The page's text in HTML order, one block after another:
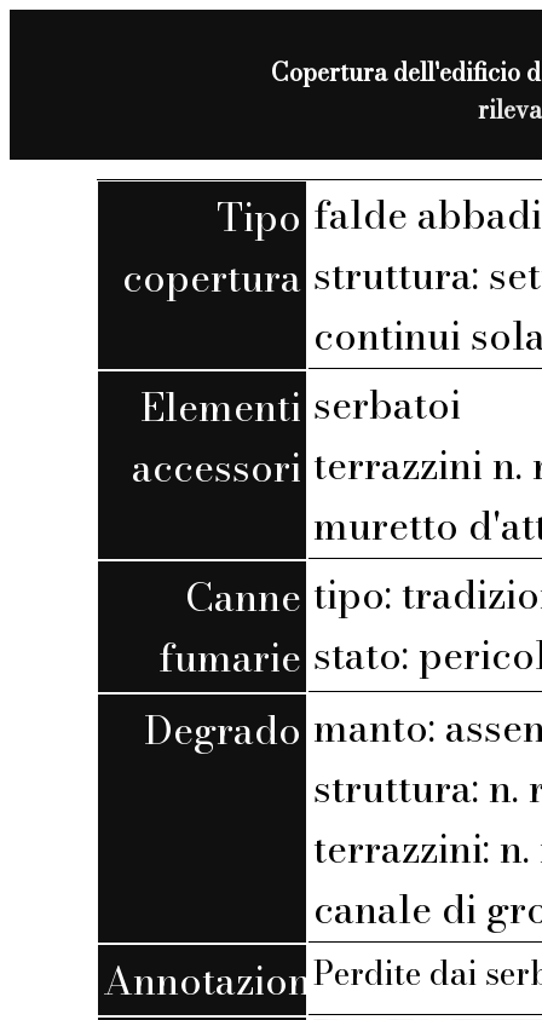
Copertura dell'edificio
Tipo
copertura
falde
struttura:
continui
Elementi
accessori
serbatoi
terrazzini n.
muretto
Canne
fumarie
tipo:
stato:
Degrado manto:
struttura: n.
terrazzini: n.
canale di
AnnotazioniPerdite dai